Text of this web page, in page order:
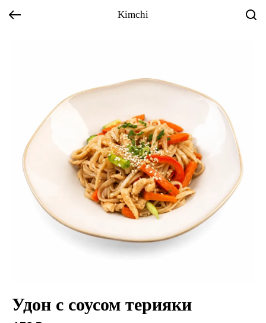
Kimchi
Удон с соусом терияки